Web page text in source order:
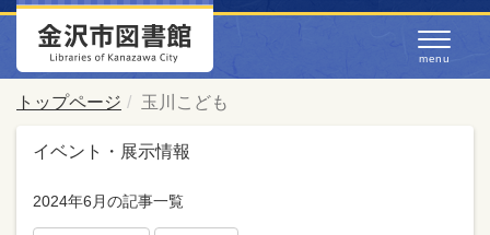
トップページ 玉川こども
イベント・展示情報
2024年6月の記事一覧